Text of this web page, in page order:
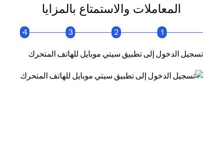
المعاملات والاستمتاع بالمزايا
1
2
3
4
تسجيل الدخول إلى تطبيق سيتي موبايل للهاتف المتحرك